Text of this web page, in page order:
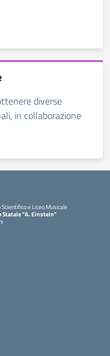
diverse
in collaborazione
Scientifico e Liceo Musicale
Statale "A. Einstein"